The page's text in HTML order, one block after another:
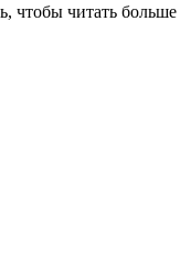
чтобы читать больше